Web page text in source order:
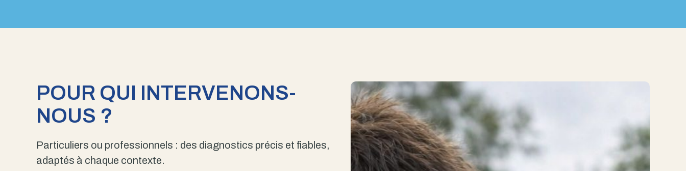
POUR QUI INTERVENONS-
NOUS ?
Particuliers ou professionnels : des diagnostics précis et fiables,
adaptés à chaque contexte.